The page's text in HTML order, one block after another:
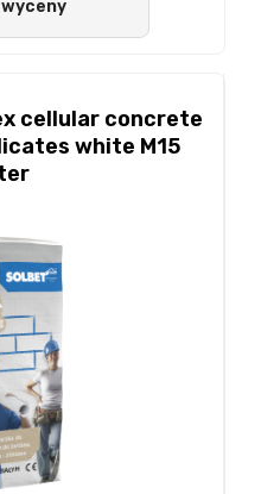
wyceny
cellular concrete
white M15